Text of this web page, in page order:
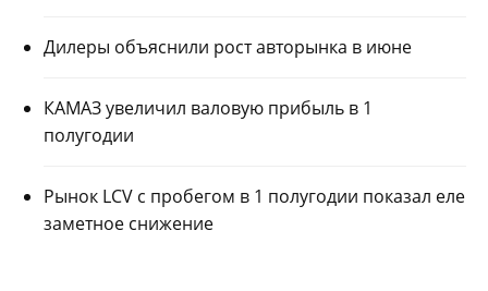
Дилеры объяснили рост авторынка в июне
КАМАЗ увеличил валовую прибыль в 1
полугодии
Рынок LCV с пробегом в 1 полугодии показал еле
заметное снижение